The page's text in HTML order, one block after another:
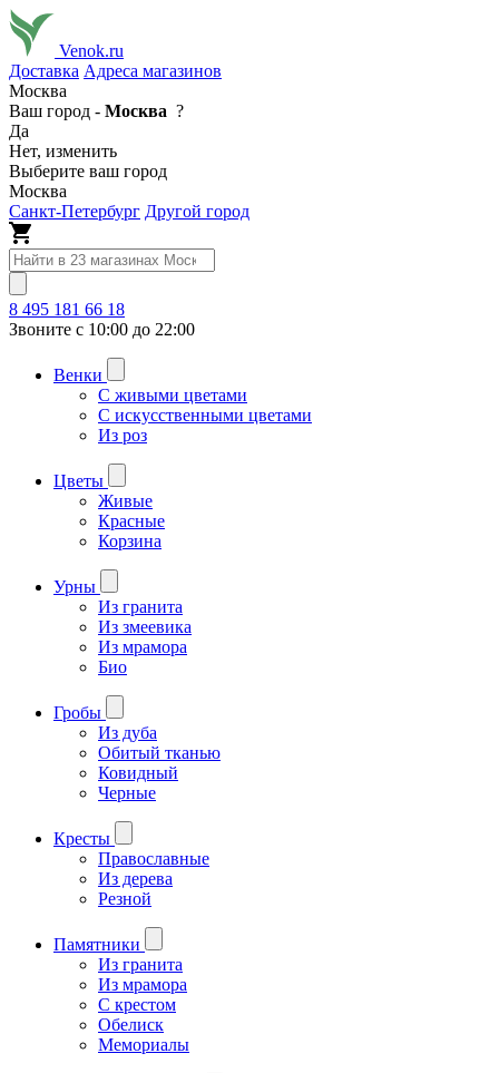
Venok.ru
Доставка Адреса магазинов
Москва
Ваш город - Москва ?
Да
Нет, изменить
Выберите ваш город
Москва
Санкт-Петербург Другой город
8 495 181 66 18
Звоните с 10:00 до 22:00
Венки
С живыми цветами
С искусственными цветами
Из роз
Цветы
Живые
Красные
Корзина
Урны
Из гранита
Из змеевика
Из мрамора
Био
Гробы
Из дуба
Обитый тканью
Ковидный
Черные
Кресты
Православные
Из дерева
Резной
Памятники
Из гранита
Из мрамора
С крестом
Обелиск
Мемориалы